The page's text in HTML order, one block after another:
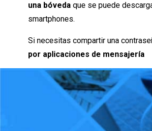
una bóveda que se puede
smartphones.
Si necesitas compartir una
por aplicaciones de mensajería